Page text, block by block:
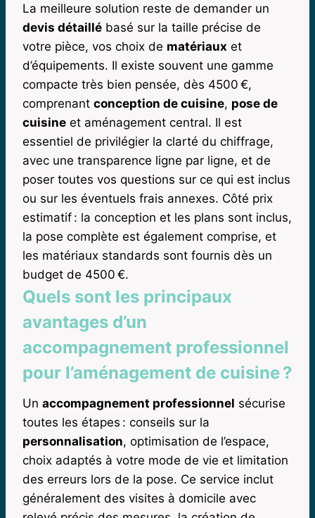
La meilleure solution reste de demander un
devis détaillé basé sur la taille précise de
votre pièce, vos choix de matériaux et
d’équipements. Il existe souvent une gamme
compacte très bien pensée, dès 4500 €,
comprenant conception de cuisine, pose de
cuisine et aménagement central. Il est
essentiel de privilégier la clarté du chiffrage,
avec une transparence ligne par ligne, et de
poser toutes vos questions sur ce qui est inclus
ou sur les éventuels frais annexes. Côté prix
estimatif : la conception et les plans sont inclus,
la pose complète est également comprise, et
les matériaux standards sont fournis dès un
budget de 4500 €.
Quels sont les principaux
avantages d’un
accompagnement professionnel
pour l’aménagement de cuisine ?
Un accompagnement professionnel sécurise
toutes les étapes : conseils sur la
personnalisation, optimisation de l’espace,
choix adaptés à votre mode de vie et limitation
des erreurs lors de la pose. Ce service inclut
généralement des visites à domicile avec